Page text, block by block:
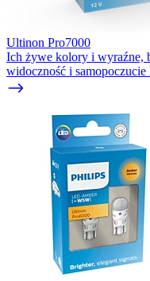
Ultinon Pro7000
Ich żywe kolory i wyraźne,
widoczność i